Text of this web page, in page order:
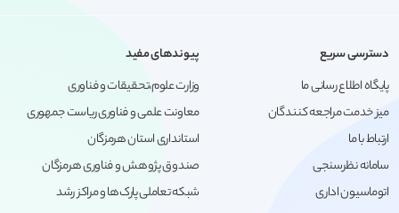
دسترسی سریع
پایگاه اطلاع رسانی ما
میز خدمت مراجعه کنندگان
ارتباط با ما
سامانه نظرسنجی
اتوماسیون اداری
پیوندهای مفید
وزارت علوم،تحقیقات و فناوری
معاونت علمی و فناوری ریاست جمهوری
استانداری استان هرمزگان
صندوق پژوهش و فناوری هرمزگان
شبکه تعاملی پارک‌ها و مراکز رشد